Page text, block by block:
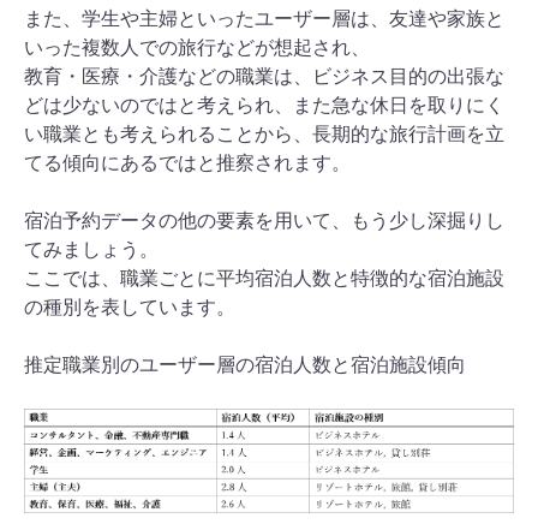
また、学生や主婦といったユーザー層は、友達や家族と
いった複数人での旅行などが想起され、
教育・医療・介護などの職業は、ビジネス目的の出張な
どは少ないのではと考えられ、また急な休日を取りにく
い職業とも考えられることから、長期的な旅行計画を立
てる傾向にあるではと推察されます。
宿泊予約データの他の要素を用いて、もう少し深掘りし
てみましょう。
ここでは、職業ごとに平均宿泊人数と特徴的な宿泊施設
の種別を表しています。
推定職業別のユーザー層の宿泊人数と宿泊施設傾向